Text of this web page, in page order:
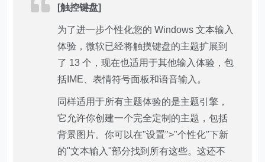
[触控键盘]
为了进一步个性化您的 Windows 文本输入
体验，微软已经将触摸键盘的主题扩展到
了 13 个，现在也适用于其他输入体验，包
括IME、表情符号面板和语音输入。
同样适用于所有主题体验的是主题引擎，
它允许你创建一个完全定制的主题，包括
背景图片。你可以在"设置">"个性化"下新
的"文本输入"部分找到所有这些。这还不